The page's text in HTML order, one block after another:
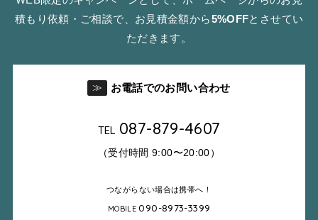
積もり依頼・ご相談で、お見積金額から5%OFFとさせてい
ただきます。
≫ お電話でのお問い合わせ
TEL 087-879-4607
（受付時間 9:00〜20:00）
つながらない場合は携帯へ！
MOBILE090-8973-3399